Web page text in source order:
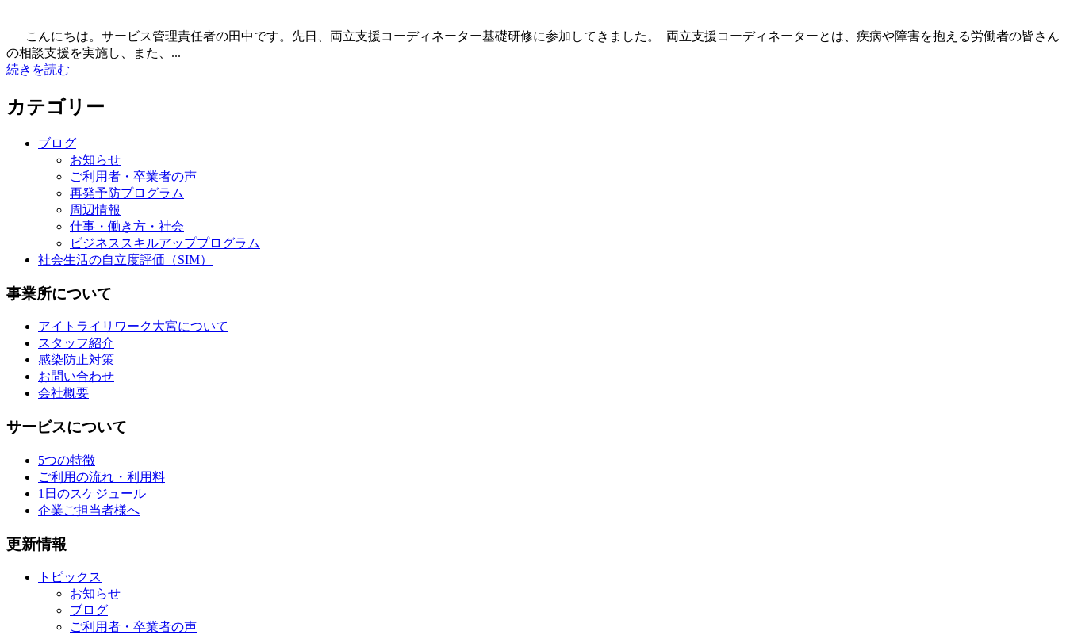
こんにちは。サービス管理責任者の田中です。先日、両立支援コーディネーター基礎研修に参加してきました。 両立支援コーディネーターとは、疾病や障害を抱える労働者の皆さん
の相談支援を実施し、また、...
続きを読む
カテゴリー
ブログ
お知らせ
ご利用者・卒業者の声
再発予防プログラム
周辺情報
仕事・働き方・社会
ビジネススキルアッププログラム
社会生活の自立度評価（SIM）
事業所について
アイトライリワーク大宮について
スタッフ紹介
感染防止対策
お問い合わせ
会社概要
サービスについて
5つの特徴
ご利用の流れ・利用料
1日のスケジュール
企業ご担当者様へ
更新情報
トピックス
お知らせ
ブログ
ご利用者・卒業者の声